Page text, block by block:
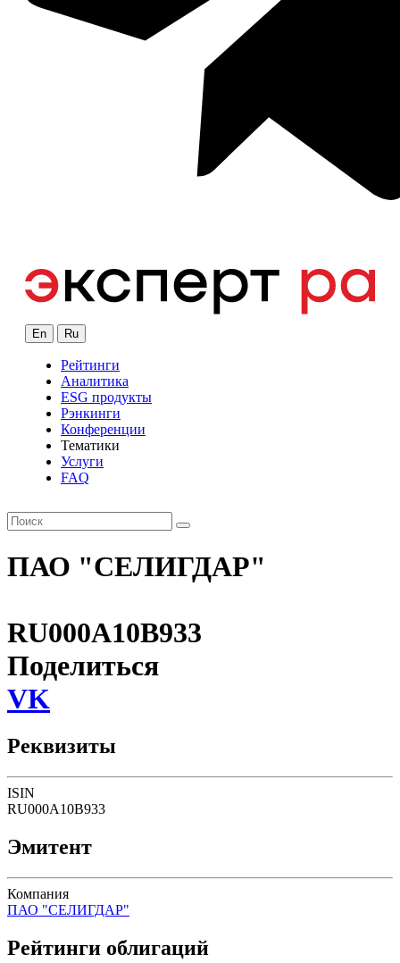
En Ru
Рейтинги
Аналитика
ESG продукты
Рэнкинги
Конференции
Тематики
Услуги
FAQ
ПАО "СЕЛИГДАР"
RU000A10B933
Поделиться
VK
Реквизиты
ISIN
RU000A10B933
Эмитент
Компания
ПАО "СЕЛИГДАР"
Рейтинги облигаций